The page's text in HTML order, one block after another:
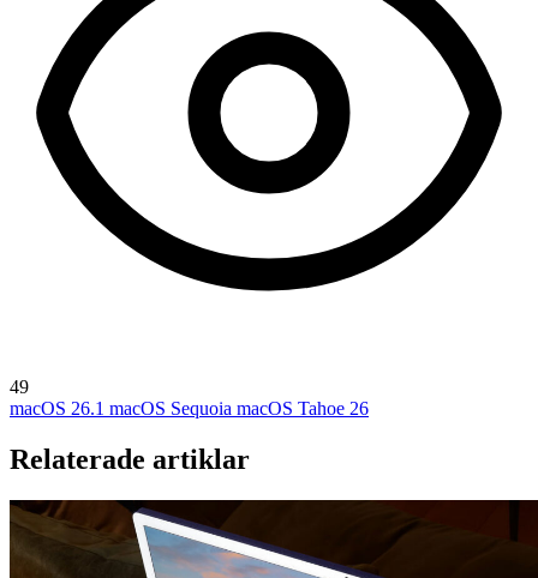
49
macOS 26.1 macOS Sequoia macOS Tahoe 26
Relaterade artiklar